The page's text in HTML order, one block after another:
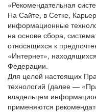
«Рекомендательная
На Сайте, в Сетке,
информационные
на основе сбора,
относящихся к
«Интернет»,
Федерации.
Для целей настоящих
технологий (далее —
владельцем
применяются